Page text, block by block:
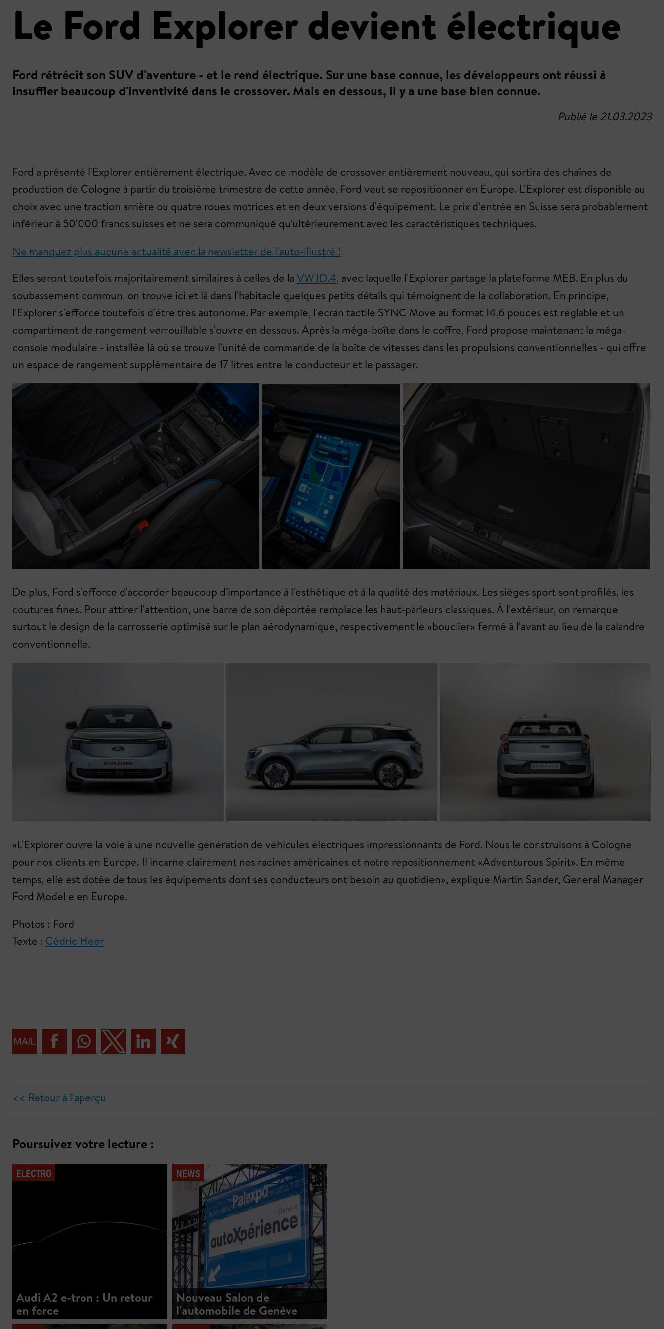
Le Ford Explorer devient électrique
Ford rétrécit son SUV d'aventure - et le rend électrique. Sur une base connue, les développeurs ont réussi à
insuffler beaucoup d'inventivité dans le crossover. Mais en dessous, il y a une base bien connue.
Publié le 21.03.2023
Ford a présenté l'Explorer entièrement électrique. Avec ce modèle de crossover entièrement nouveau, qui sortira des chaînes de
production de Cologne à partir du troisième trimestre de cette année, Ford veut se repositionner en Europe. L'Explorer est disponible au
choix avec une traction arrière ou quatre roues motrices et en deux versions d'équipement. Le prix d'entrée en Suisse sera probablement
inférieur à 50'000 francs suisses et ne sera communiqué qu'ultérieurement avec les caractéristiques techniques.
Ne manquez plus aucune actualité avec la newsletter de l'auto-illustré !
Elles seront toutefois majoritairement similaires à celles de la VW ID.4, avec laquelle l'Explorer partage la plateforme MEB. En plus du
soubassement commun, on trouve ici et là dans l'habitacle quelques petits détails qui témoignent de la collaboration. En principe,
l'Explorer s'efforce toutefois d'être très autonome. Par exemple, l'écran tactile SYNC Move au format 14,6 pouces est réglable et un
compartiment de rangement verrouillable s'ouvre en dessous. Après la méga-boîte dans le coffre, Ford propose maintenant la méga-
console modulaire - installée là où se trouve l'unité de commande de la boîte de vitesses dans les propulsions conventionnelles - qui offre
un espace de rangement supplémentaire de 17 litres entre le conducteur et le passager.
De plus, Ford s'efforce d'accorder beaucoup d'importance à l'esthétique et à la qualité des matériaux. Les sièges sport sont profilés, les
coutures fines. Pour attirer l'attention, une barre de son déportée remplace les haut-parleurs classiques. À l'extérieur, on remarque
surtout le design de la carrosserie optimisé sur le plan aérodynamique, respectivement le «bouclier» fermé à l'avant au lieu de la calandre
conventionnelle.
«L'Explorer ouvre la voie à une nouvelle génération de véhicules électriques impressionnants de Ford. Nous le construisons à Cologne
pour nos clients en Europe. Il incarne clairement nos racines américaines et notre repositionnement «Adventurous Spirit». En même
temps, elle est dotée de tous les équipements dont ses conducteurs ont besoin au quotidien», explique Martin Sander, General Manager
Ford Model e en Europe.
Photos : Ford
Texte : Cédric Heer
<< Retour à l'aperçu
Poursuivez votre lecture :
ELECTRO
Audi A2 e-tron : Un retour
en force
NEWS
Nouveau Salon de
l'automobile de Genève